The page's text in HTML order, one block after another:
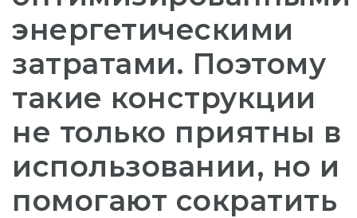
энергетическими
затратами. Поэтому
такие конструкции
не только приятны в
использовании, но и
помогают сократить